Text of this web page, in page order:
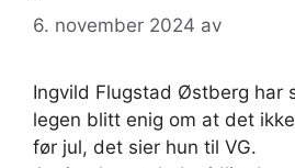
6. november 2024 av
Ingvild Flugstad Østberg har
legen blitt enig om at det
før jul, det sier hun til VG.